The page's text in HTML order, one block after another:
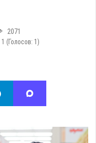
2071
1 (Голосов: 1 )